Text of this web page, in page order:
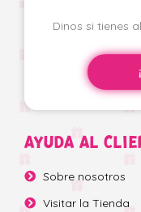
Dinos si tienes
AYUDA AL
Sobre nosotros
Visitar la Tienda